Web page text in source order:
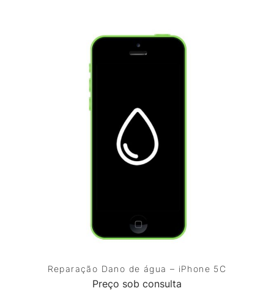
Reparação Dano de água – iPhone 5C
Preço sob consulta